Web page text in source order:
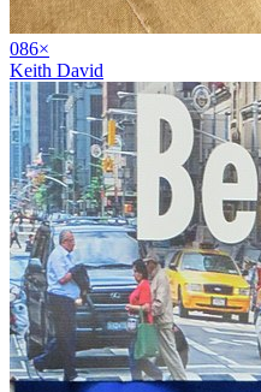
086×
Keith David